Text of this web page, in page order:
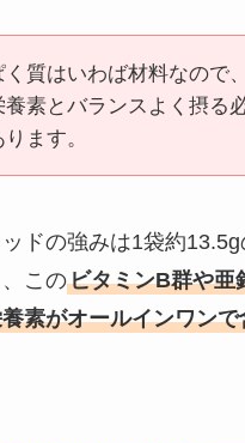
質はいわば材料なので、
養素とバランスよく摂る
ます。
ドの強みは1袋約
このビタミンB群や亜
素がオールインワン